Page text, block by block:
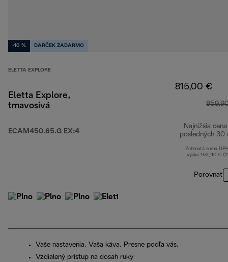
-10 % DARČEK ZADARMO
ELETTA EXPLORE
Eletta Explore,
tmavosivá
ECAM450.65.G EX:4
815,00 €
Najnižšia
posledných 30
Zahrnutá suma
výške 152,40 €
Porovnať
Vaše nastavenia. Vaša káva. Presne podľa vás.
Vzdialený prístup na dosah ruky